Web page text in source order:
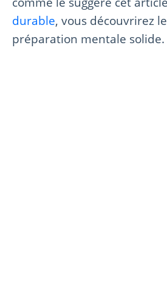
durable, vous découvrirez
préparation mentale solide.